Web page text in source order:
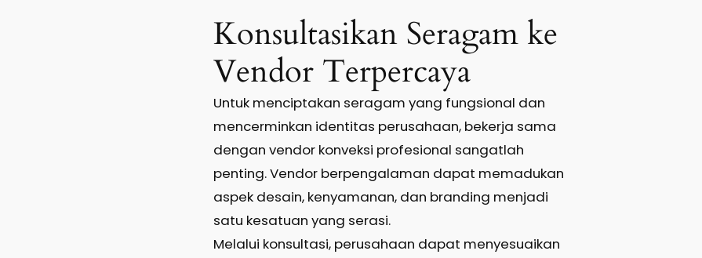
Konsultasikan Seragam ke
Vendor Terpercaya
Untuk menciptakan seragam yang fungsional dan
mencerminkan identitas perusahaan, bekerja sama
dengan vendor konveksi profesional sangatlah
penting. Vendor berpengalaman dapat memadukan
aspek desain, kenyamanan, dan branding menjadi
satu kesatuan yang serasi.
Melalui konsultasi, perusahaan dapat menyesuaikan